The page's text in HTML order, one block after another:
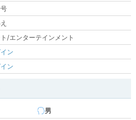
/エンターテインメント
ン
ン
男